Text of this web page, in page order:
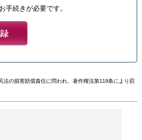
手続きが必要です。
の損害賠償責任に問われ、著作権法第119条により罰